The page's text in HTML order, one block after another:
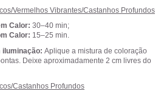
Vermelhos Vibrantes/Castanhos Profundos
Calor: 30–40 min;
Calor: 15–25 min.
iluminação: Aplique a mistura de coloração
Deixe aproximadamente 2 cm livres do
Castanhos Profundos